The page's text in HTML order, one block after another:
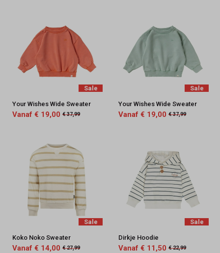
Sale
Your Wishes Wide Sweater
Vanaf € 19,00 € 37,99
Sale
Your Wishes Wide Sweater
Vanaf € 19,00 € 37,99
Sale
Koko Noko Sweater
Vanaf € 14,00 € 27,99
Sale
Dirkje Hoodie
Vanaf € 11,50 € 22,99